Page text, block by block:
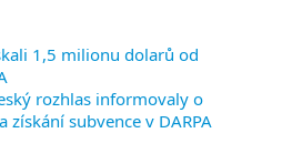
1,5 milionu dolarů od
rozhlas informovaly o
subvence v DARPA